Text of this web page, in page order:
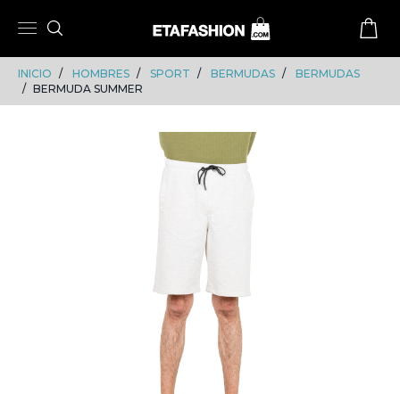
INICIO HOMBRES SPORT BERMUDAS
BERMUDAS
BERMUDA SUMMER